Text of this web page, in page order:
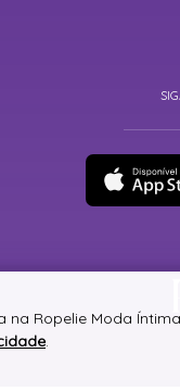
Ropelie Moda
.